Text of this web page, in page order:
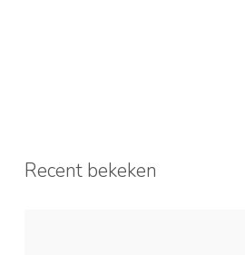
Recent bekeken